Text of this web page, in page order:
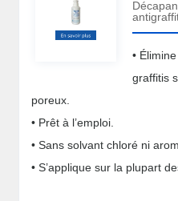
•
graffitis
poreux.
• Prêt à l’emploi.
• Sans solvant chloré ni
• S’applique sur la plupart